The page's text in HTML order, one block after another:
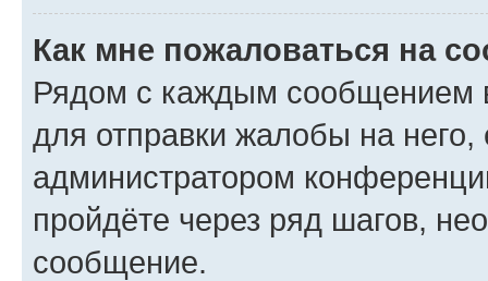
Как мне пожаловаться на
Рядом с каждым сообщением
для отправки жалобы на
администратором
пройдёте через ряд шагов,
сообщение.